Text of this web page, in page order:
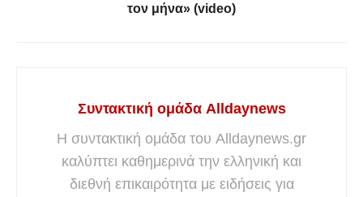
τον μήνα» (video)
Συντακτική ομάδα Alldaynews
Η συντακτική ομάδα του Alldaynews.gr
καλύπτει καθημερινά την ελληνική και
διεθνή επικαιρότητα με ειδήσεις για